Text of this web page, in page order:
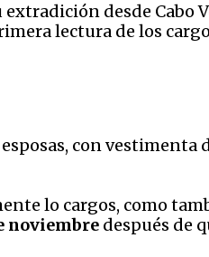
desde Cabo
lectura de los
con
lo cargos, como
noviembre después de